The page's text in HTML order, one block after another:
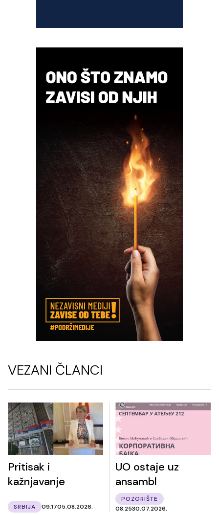
VEZANI ČLANCI
Pritisak i
kažnjavanje
SRBIJA 09:1705.08.2026.
UO ostaje uz
ansambl
POZORIŠTE
08:2530.07.2026.